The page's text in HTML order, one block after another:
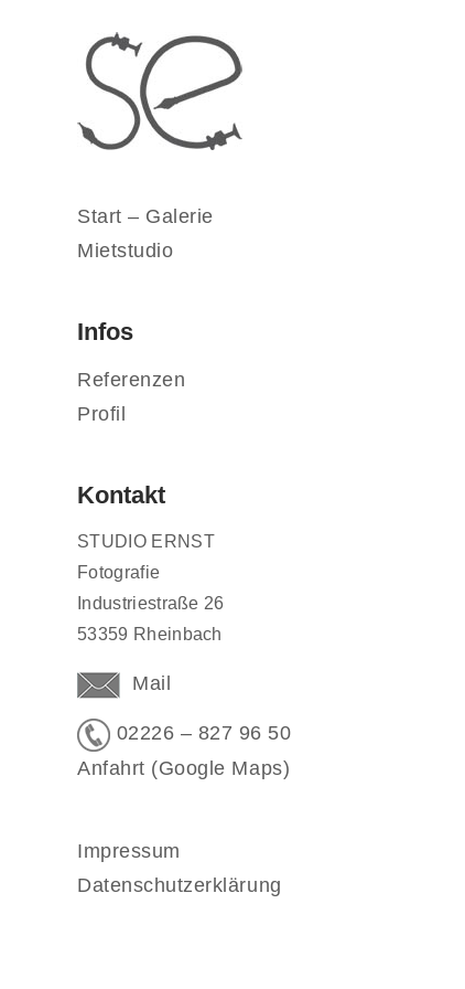
Start – Galerie
Mietstudio
Infos
Referenzen
Profil
Kontakt
STUDIO ERNST
Fotografie
Industriestraße 26
53359 Rheinbach
Mail
02226 – 827 96 50
Anfahrt (Google Maps)
Impressum
Datenschutzerklärung